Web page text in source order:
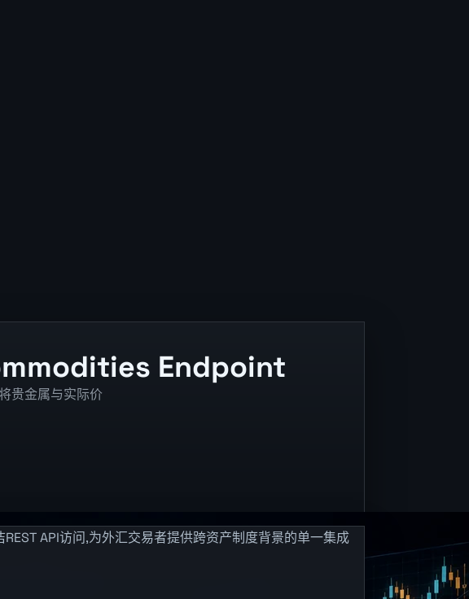
Endpoint
贵金属与实际价
API访问,为外汇交易者提供跨资产制度背景的单一集成